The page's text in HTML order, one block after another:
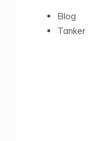
Blog
Tanker